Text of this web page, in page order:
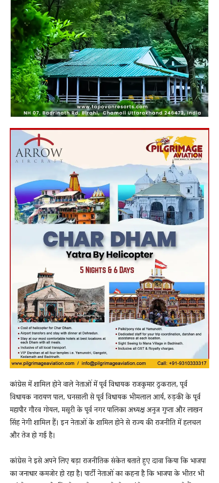
कांग्रेस में शामिल होने वाले नेताओं में पूर्व विधायक राजकुमार ठुकराल, पूर्व
विधायक नारायण पाल, घनसाली से पूर्व विधायक भीमलाल आर्य, रुड़की के पूर्व
महापौर गौरव गोयल, मसूरी के पूर्व नगर पालिका अध्यक्ष अनुज गुप्ता और लाखन
सिंह नेगी शामिल हैं। इन नेताओं के शामिल होने से राज्य की राजनीति में हलचल
और तेज हो गई है।
कांग्रेस ने इसे अपने लिए बड़ा राजनीतिक संकेत बताते हुए दावा किया कि भाजपा
का जनाधार कमजोर हो रहा है। पार्टी नेताओं का कहना है कि भाजपा के भीतर भी